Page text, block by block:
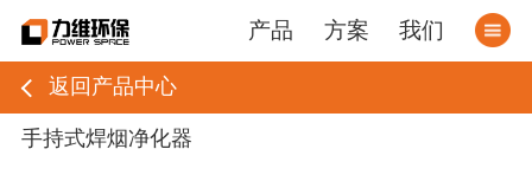
产品 方案 我们
返回产品中心
手持式焊烟净化器